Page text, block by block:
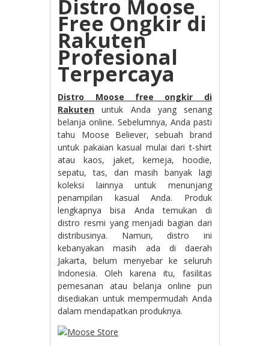
Distro Moose
Free Ongkir di
Rakuten
Profesional
Terpercaya
Distro Moose free ongkir di
Rakuten untuk Anda yang senang
belanja online. Sebelumnya, Anda pasti
tahu Moose Believer, sebuah brand
untuk pakaian kasual mulai dari t-shirt
atau kaos, jaket, kemeja, hoodie,
sepatu, tas, dan masih banyak lagi
koleksi lainnya untuk menunjang
penampilan kasual Anda. Produk
lengkapnya bisa Anda temukan di
distro resmi yang menjadi bagian dari
distribusinya. Namun, distro ini
kebanyakan masih ada di daerah
Jakarta, belum menyebar ke seluruh
Indonesia. Oleh karena itu, fasilitas
pemesanan atau belanja online pun
disediakan untuk mempermudah Anda
dalam mendapatkan produknya.